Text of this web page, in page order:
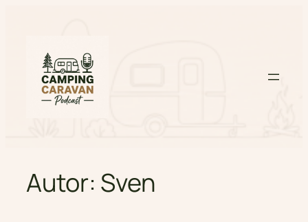
Autor: Sven